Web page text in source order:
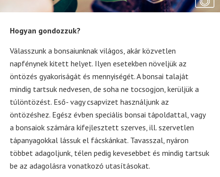
Hogyan gondozzuk?
Válasszunk a bonsaiunknak világos, akár közvetlen
napfénynek kitett helyet. Ilyen esetekben növeljük az
öntözés gyakoriságát és mennyiségét. A bonsai talaját
mindig tartsuk nedvesen, de soha ne tocsogjon, kerüljük a
túlöntözést. Eső- vagy csapvizet használjunk az
öntözéshez. Egész évben speciális bonsai tápoldattal, vagy
a bonsaiok számára kifejlesztett szerves, ill. szervetlen
tápanyagokkal lássuk el fácskánkat. Tavasszal, nyáron
többet adagoljunk, télen pedig kevesebbet és mindig tartsuk
be az adagolásra vonatkozó utasításokat.